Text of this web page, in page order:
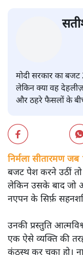
मोदी सरकार का बजट
लेकिन क्या वह देहलीज़
और ठहरे फैसलों के